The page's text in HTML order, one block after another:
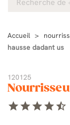
Accueil
hausse dadant us
120125
starstarstarstarstar_half